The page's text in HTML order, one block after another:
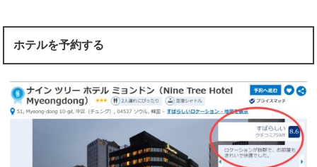
ホテルを予約する